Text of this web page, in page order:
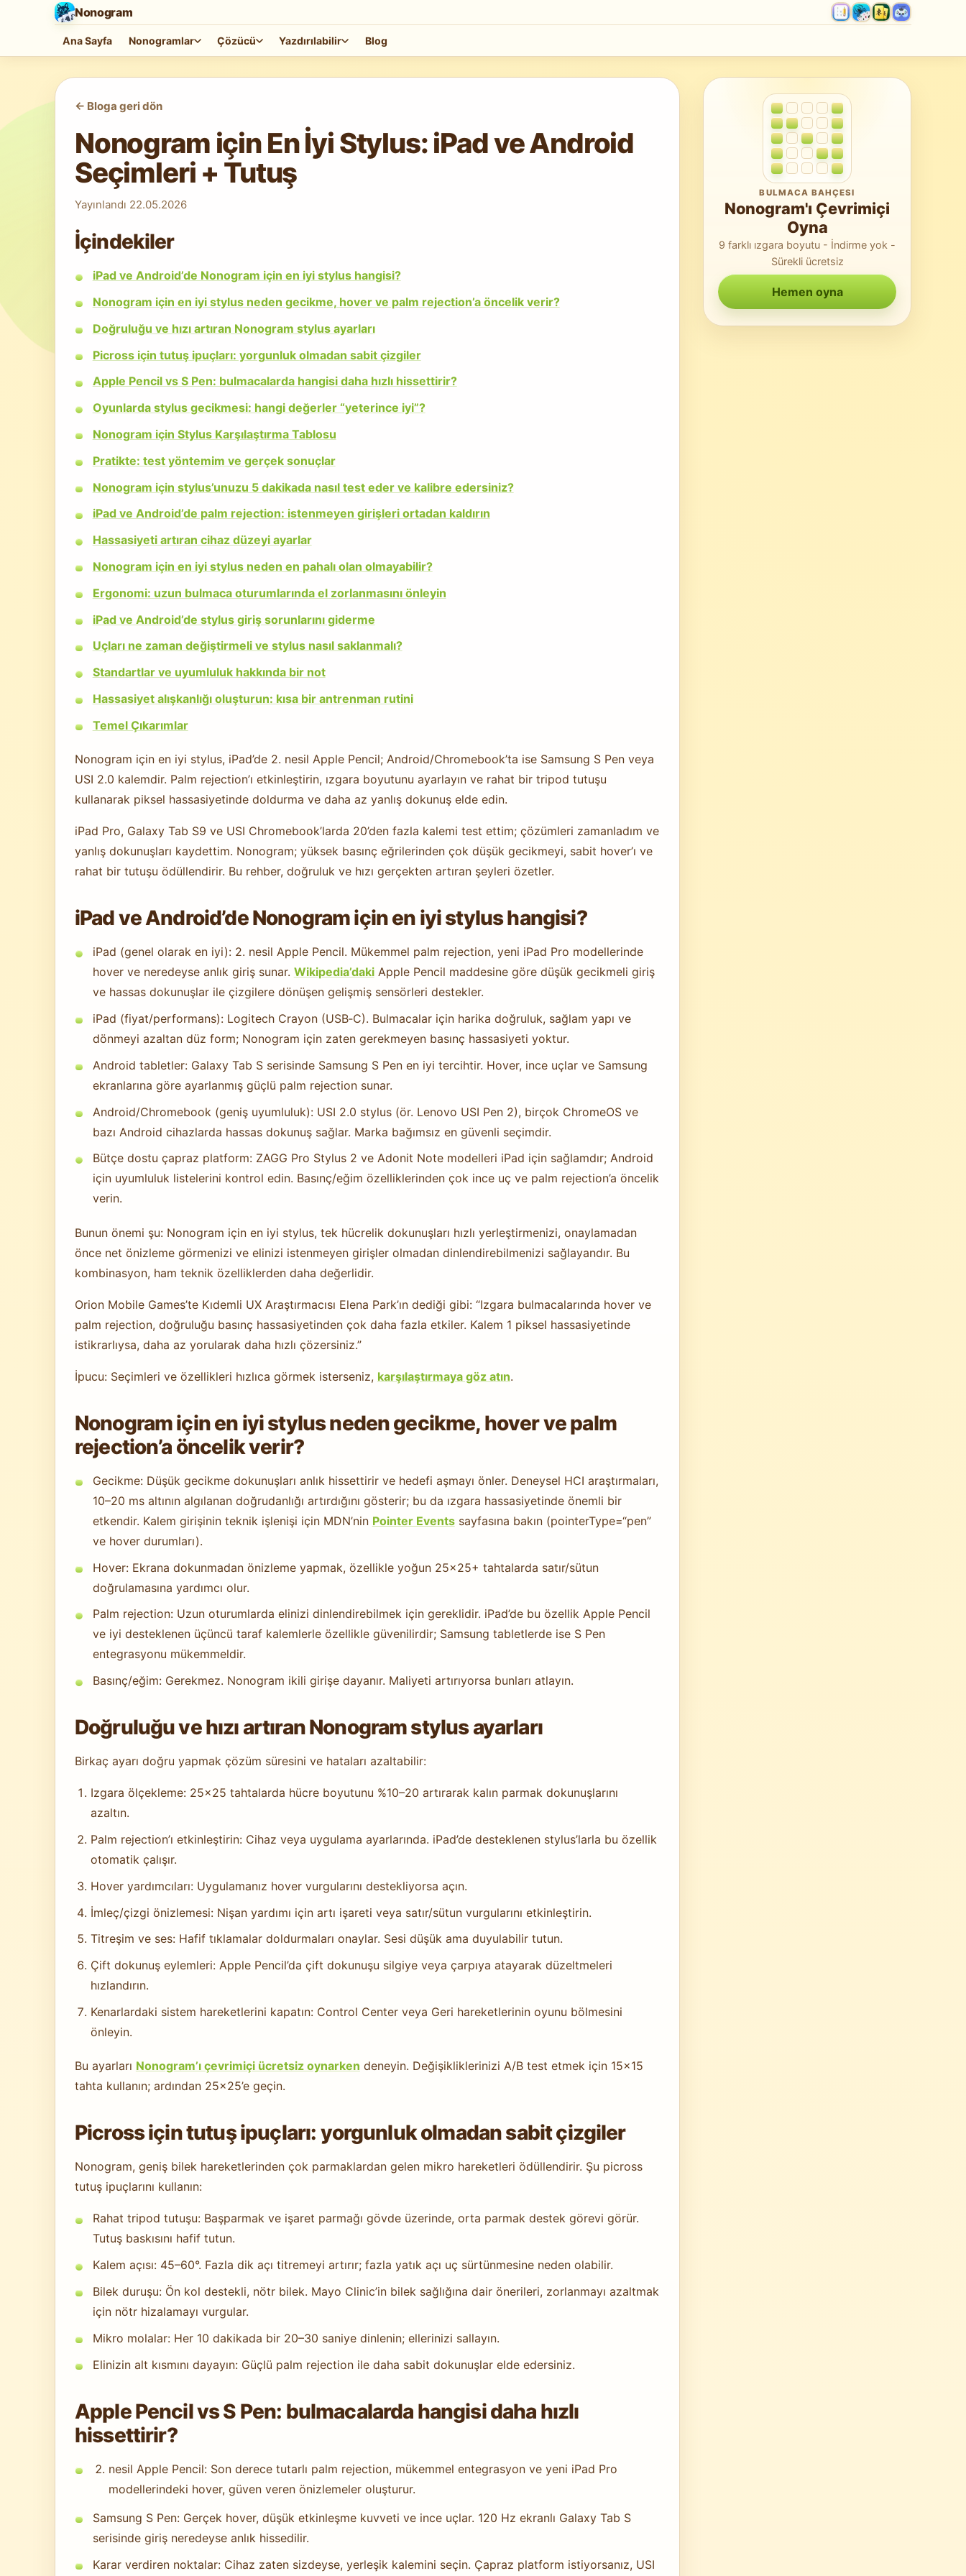
Nonogram
Ana Sayfa Nonogramlar Çözücü Yazdırılabilir Blog
<- Bloga geri dön
Nonogram için En İyi Stylus: iPad ve Android
Seçimleri + Tutuş
Yayınlandı 22.05.2026
İçindekiler
iPad ve Android’de Nonogram için en iyi stylus hangisi?
Nonogram için en iyi stylus neden gecikme, hover ve palm rejection’a öncelik verir?
Doğruluğu ve hızı artıran Nonogram stylus ayarları
Picross için tutuş ipuçları: yorgunluk olmadan sabit çizgiler
Apple Pencil vs S Pen: bulmacalarda hangisi daha hızlı hissettirir?
Oyunlarda stylus gecikmesi: hangi değerler “yeterince iyi”?
Nonogram için Stylus Karşılaştırma Tablosu
Pratikte: test yöntemim ve gerçek sonuçlar
Nonogram için stylus’unuzu 5 dakikada nasıl test eder ve kalibre edersiniz?
iPad ve Android’de palm rejection: istenmeyen girişleri ortadan kaldırın
Hassasiyeti artıran cihaz düzeyi ayarlar
Nonogram için en iyi stylus neden en pahalı olan olmayabilir?
Ergonomi: uzun bulmaca oturumlarında el zorlanmasını önleyin
iPad ve Android’de stylus giriş sorunlarını giderme
Uçları ne zaman değiştirmeli ve stylus nasıl saklanmalı?
Standartlar ve uyumluluk hakkında bir not
Hassasiyet alışkanlığı oluşturun: kısa bir antrenman rutini
Temel Çıkarımlar
Nonogram için en iyi stylus, iPad’de 2. nesil Apple Pencil; Android/Chromebook’ta ise Samsung S Pen veya
USI 2.0 kalemdir. Palm rejection’ı etkinleştirin, ızgara boyutunu ayarlayın ve rahat bir tripod tutuşu
kullanarak piksel hassasiyetinde doldurma ve daha az yanlış dokunuş elde edin.
iPad Pro, Galaxy Tab S9 ve USI Chromebook’larda 20’den fazla kalemi test ettim; çözümleri zamanladım ve
yanlış dokunuşları kaydettim. Nonogram; yüksek basınç eğrilerinden çok düşük gecikmeyi, sabit hover’ı ve
rahat bir tutuşu ödüllendirir. Bu rehber, doğruluk ve hızı gerçekten artıran şeyleri özetler.
iPad ve Android’de Nonogram için en iyi stylus hangisi?
iPad (genel olarak en iyi): 2. nesil Apple Pencil. Mükemmel palm rejection, yeni iPad Pro modellerinde
hover ve neredeyse anlık giriş sunar. Wikipedia’dakiApple Pencil maddesine göre düşük gecikmeli giriş
ve hassas dokunuşlar ile çizgilere dönüşen gelişmiş sensörleri destekler.
iPad (fiyat/performans): Logitech Crayon (USB‑C). Bulmacalar için harika doğruluk, sağlam yapı ve
dönmeyi azaltan düz form; Nonogram için zaten gerekmeyen basınç hassasiyeti yoktur.
Android tabletler: Galaxy Tab S serisinde Samsung S Pen en iyi tercihtir. Hover, ince uçlar ve Samsung
ekranlarına göre ayarlanmış güçlü palm rejection sunar.
Android/Chromebook (geniş uyumluluk): USI 2.0 stylus (ör. Lenovo USI Pen 2), birçok ChromeOS ve
bazı Android cihazlarda hassas dokunuş sağlar. Marka bağımsız en güvenli seçimdir.
Bütçe dostu çapraz platform: ZAGG Pro Stylus 2 ve Adonit Note modelleri iPad için sağlamdır; Android
için uyumluluk listelerini kontrol edin. Basınç/eğim özelliklerinden çok ince uç ve palm rejection’a öncelik
verin.
Bunun önemi şu: Nonogram için en iyi stylus, tek hücrelik dokunuşları hızlı yerleştirmenizi, onaylamadan
önce net önizleme görmenizi ve elinizi istenmeyen girişler olmadan dinlendirebilmenizi sağlayandır. Bu
kombinasyon, ham teknik özelliklerden daha değerlidir.
Orion Mobile Games’te Kıdemli UX Araştırmacısı Elena Park’ın dediği gibi: “Izgara bulmacalarında hover ve
palm rejection, doğruluğu basınç hassasiyetinden çok daha fazla etkiler. Kalem 1 piksel hassasiyetinde
istikrarlıysa, daha az yorularak daha hızlı çözersiniz.”
İpucu: Seçimleri ve özellikleri hızlıca görmek isterseniz, karşılaştırmaya göz atın.
Nonogram için en iyi stylus neden gecikme, hover ve palm
rejection’a öncelik verir?
Gecikme: Düşük gecikme dokunuşları anlık hissettirir ve hedefi aşmayı önler. Deneysel HCI araştırmaları,
10–20 ms altının algılanan doğrudanlığı artırdığını gösterir; bu da ızgara hassasiyetinde önemli bir
etkendir. Kalem girişinin teknik işlenişi için MDN’nin Pointer Eventssayfasına bakın (pointerType=“pen”
ve hover durumları).
Hover: Ekrana dokunmadan önizleme yapmak, özellikle yoğun 25×25+ tahtalarda satır/sütun
doğrulamasına yardımcı olur.
Palm rejection: Uzun oturumlarda elinizi dinlendirebilmek için gereklidir. iPad’de bu özellik Apple Pencil
ve iyi desteklenen üçüncü taraf kalemlerle özellikle güvenilirdir; Samsung tabletlerde ise S Pen
entegrasyonu mükemmeldir.
Basınç/eğim: Gerekmez. Nonogram ikili girişe dayanır. Maliyeti artırıyorsa bunları atlayın.
Doğruluğu ve hızı artıran Nonogram stylus ayarları
Birkaç ayarı doğru yapmak çözüm süresini ve hataları azaltabilir:
Izgara ölçekleme: 25×25 tahtalarda hücre boyutunu %10–20 artırarak kalın parmak dokunuşlarını
azaltın.
Palm rejection’ı etkinleştirin: Cihaz veya uygulama ayarlarında. iPad’de desteklenen stylus’larla bu özellik
otomatik çalışır.
Hover yardımcıları: Uygulamanız hover vurgularını destekliyorsa açın.
İmleç/çizgi önizlemesi: Nişan yardımı için artı işareti veya satır/sütun vurgularını etkinleştirin.
Titreşim ve ses: Hafif tıklamalar doldurmaları onaylar. Sesi düşük ama duyulabilir tutun.
Çift dokunuş eylemleri: Apple Pencil’da çift dokunuşu silgiye veya çarpıya atayarak düzeltmeleri
hızlandırın.
Kenarlardaki sistem hareketlerini kapatın: Control Center veya Geri hareketlerinin oyunu bölmesini
önleyin.
Bu ayarları Nonogram’ı çevrimiçi ücretsiz oynarken deneyin. Değişikliklerinizi A/B test etmek için 15×15
tahta kullanın; ardından 25×25’e geçin.
Picross için tutuş ipuçları: yorgunluk olmadan sabit çizgiler
Nonogram, geniş bilek hareketlerinden çok parmaklardan gelen mikro hareketleri ödüllendirir. Şu picross
tutuş ipuçlarını kullanın:
Rahat tripod tutuşu: Başparmak ve işaret parmağı gövde üzerinde, orta parmak destek görevi görür.
Tutuş baskısını hafif tutun.
Kalem açısı: 45–60°. Fazla dik açı titremeyi artırır; fazla yatık açı uç sürtünmesine neden olabilir.
Bilek duruşu: Ön kol destekli, nötr bilek. Mayo Clinic’in bilek sağlığına dair önerileri, zorlanmayı azaltmak
için nötr hizalamayı vurgular.
Mikro molalar: Her 10 dakikada bir 20–30 saniye dinlenin; ellerinizi sallayın.
Elinizin alt kısmını dayayın: Güçlü palm rejection ile daha sabit dokunuşlar elde edersiniz.
Apple Pencil vs S Pen: bulmacalarda hangisi daha hızlı
hissettirir?
nesil Apple Pencil: Son derece tutarlı palm rejection, mükemmel entegrasyon ve yeni iPad Pro
modellerindeki hover, güven veren önizlemeler oluşturur.
Samsung S Pen: Gerçek hover, düşük etkinleşme kuvveti ve ince uçlar. 120 Hz ekranlı Galaxy Tab S
serisinde giriş neredeyse anlık hissedilir.
Karar verdiren noktalar: Cihaz zaten sizdeyse, yerleşik kalemini seçin. Çapraz platform istiyorsanız, USI
BULMACA BAHÇESI
Nonogram'ı Çevrimiçi
Oyna
9 farklı ızgara boyutu - İndirme yok -
Sürekli ücretsiz
Hemen oyna